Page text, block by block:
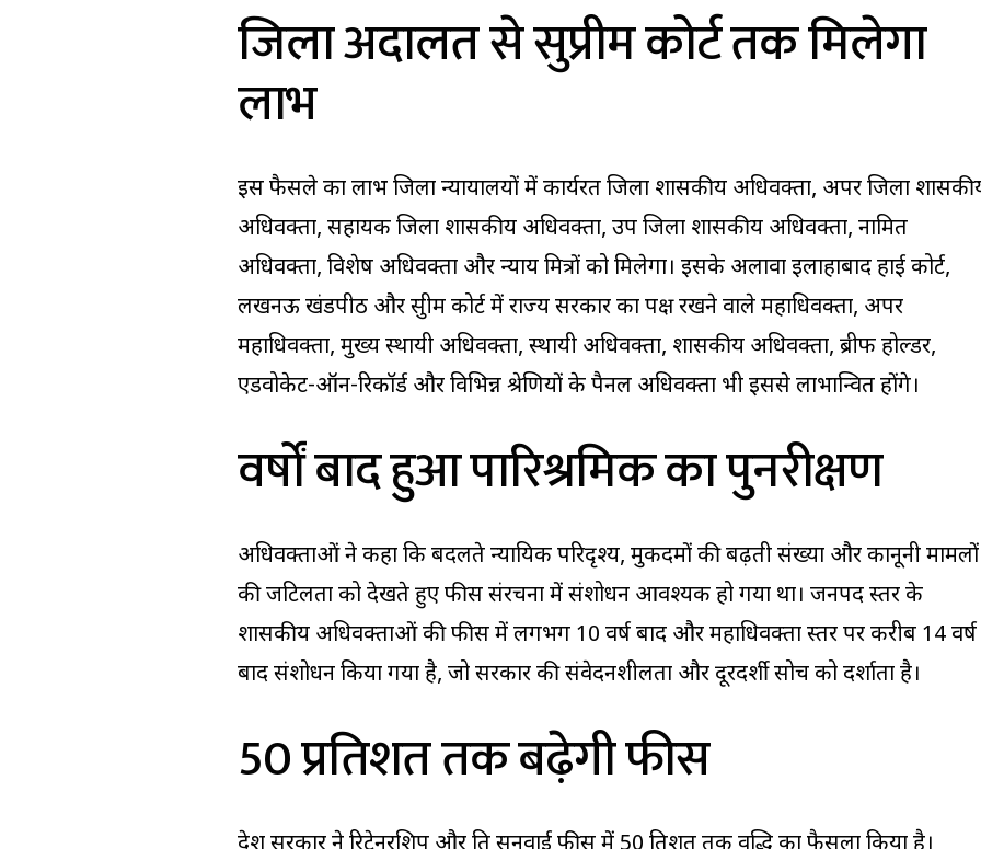
जिला अदालत से सुप्रीम कोर्ट तक मिलेगा
लाभ
इस फैसले का लाभ जिला न्यायालयों में कार्यरत जिला शासकीय अधिवक्ता, अपर जिला
अधिवक्ता, सहायक जिला शासकीय अधिवक्ता, उप जिला शासकीय अधिवक्ता, नामित
अधिवक्ता, विशेष अधिवक्ता और न्याय मित्रों को मिलेगा। इसके अलावा इलाहाबाद हाई कोर्ट,
लखनऊ खंडपीठ और सुप्रीम कोर्ट में राज्य सरकार का पक्ष रखने वाले महाधिवक्ता, अपर
महाधिवक्ता, मुख्य स्थायी अधिवक्ता, स्थायी अधिवक्ता, शासकीय अधिवक्ता, ब्रीफ होल्डर,
एडवोकेट-ऑन-रिकॉर्ड और विभिन्न श्रेणियों के पैनल अधिवक्ता भी इससे लाभान्वित होंगे।
वर्षों बाद हुआ पारिश्रमिक का पुनरीक्षण
अधिवक्ताओं ने कहा कि बदलते न्यायिक परिदृश्य, मुकदमों की बढ़ती संख्या और कानूनी मामलों
की जटिलता को देखते हुए फीस संरचना में संशोधन आवश्यक हो गया था। जनपद स्तर के
शासकीय अधिवक्ताओं की फीस में लगभग 10 वर्ष बाद और महाधिवक्ता स्तर पर करीब 14 वर्ष
बाद संशोधन किया गया है, जो सरकार की संवेदनशीलता और दूरदर्शी सोच को दर्शाता है।
50 प्रतिशत तक बढ़ेगी फीस